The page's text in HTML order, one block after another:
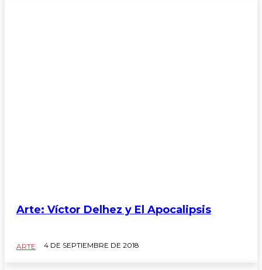
ARTE
chacrificados
Arte: Víctor Delhez y El Apocalipsis
ARTE 4 DE SEPTIEMBRE DE 2018